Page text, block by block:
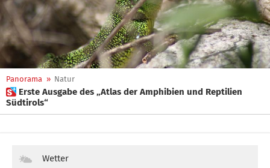
Panorama » Natur
 Erste Ausgabe des „Atlas der Amphibien und Reptilien
Südtirols“
Wetter